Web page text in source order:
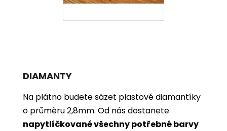
DIAMANTY
Na plátno budete sázet plastové diamantíky
o průměru 2,8mm. Od nás dostanete
napytlíčkované všechny potřebné barvy